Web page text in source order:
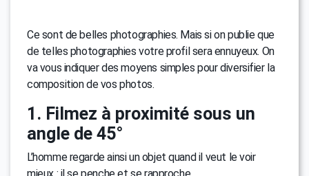
Ce sont de belles photographies. Mais si on publie que
de telles photographies votre profil sera ennuyeux. On
va vous indiquer des moyens simples pour diversifier la
composition de vos photos.
1. Filmez à proximité sous un
angle de 45°
L’homme regarde ainsi un objet quand il veut le voir
mieux : il se penche et se rapproche.